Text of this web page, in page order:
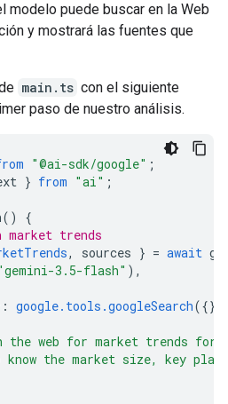
modelo puede buscar en la Web
y mostrará las fuentes que
main.ts con el siguiente
paso de nuestro análisis.
"@ai-sdk/google" ;
} from "ai" ;
()
{
trends
, sources } = await
3.5-flash" ),
: google.tools.googleSearch
the web for market trends for
know the market size, key